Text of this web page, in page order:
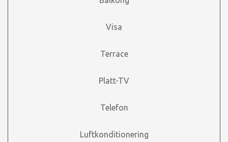
Visa
Terrace
Platt-TV
Telefon
Luftkonditionering